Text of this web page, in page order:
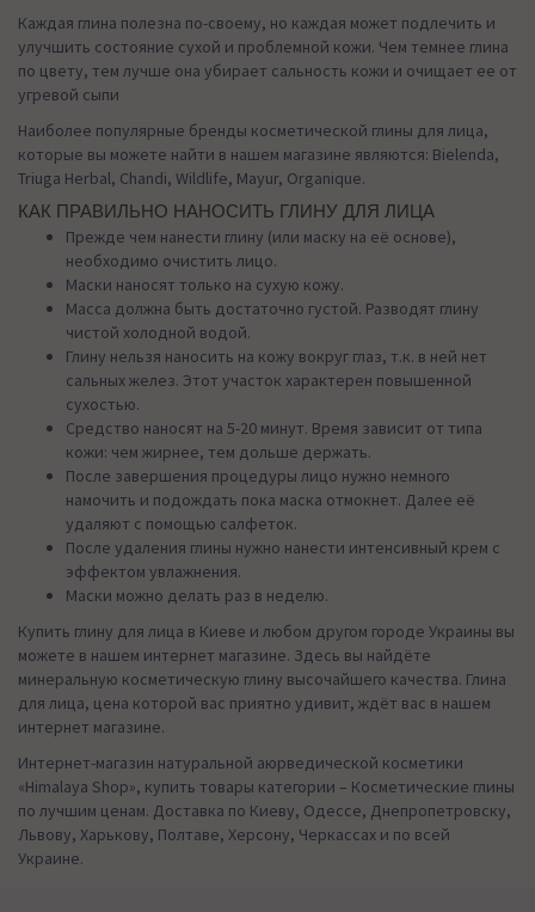
Каждая глина полезна по-своему, но каждая может подлечить и
улучшить состояние сухой и проблемной кожи. Чем темнее глина
по цвету, тем лучше она убирает сальность кожи и очищает ее от
угревой сыпи
Наиболее популярные бренды косметической глины для лица,
которые вы можете найти в нашем магазине являются: Bielenda,
Triuga Herbal, Chandi, Wildlife, Mayur, Organique.
КАК ПРАВИЛЬНО НАНОСИТЬ ГЛИНУ ДЛЯ ЛИЦА
Прежде чем нанести глину (или маску на её основе),
необходимо очистить лицо.
Маски наносят только на сухую кожу.
Масса должна быть достаточно густой. Разводят глину
чистой холодной водой.
Глину нельзя наносить на кожу вокруг глаз, т.к. в ней нет
сальных желез. Этот участок характерен повышенной
сухостью.
Средство наносят на 5-20 минут. Время зависит от типа
кожи: чем жирнее, тем дольше держать.
После завершения процедуры лицо нужно немного
намочить и подождать пока маска отмокнет. Далее её
удаляют с помощью салфеток.
После удаления глины нужно нанести интенсивный крем с
эффектом увлажнения.
Маски можно делать раз в неделю.
Купить глину для лица в Киеве и любом другом городе Украины вы
можете в нашем интернет магазине. Здесь вы найдёте
минеральную косметическую глину высочайшего качества. Глина
для лица, цена которой вас приятно удивит, ждёт вас в нашем
интернет магазине.
Интернет-магазин натуральной аюрведической косметики
«Himalaya Shop», купить товары категории – Косметические глины
по лучшим ценам. Доставка по Киеву, Одессе, Днепропетровску,
Львову, Харькову, Полтаве, Херсону, Черкассах и по всей
Украине.